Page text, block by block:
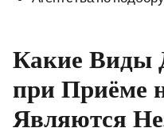
Какие Виды
при Приёме
Являются